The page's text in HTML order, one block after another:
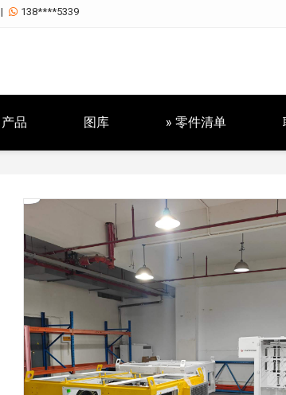
|  138****5339
产品 图库 » 零件清单